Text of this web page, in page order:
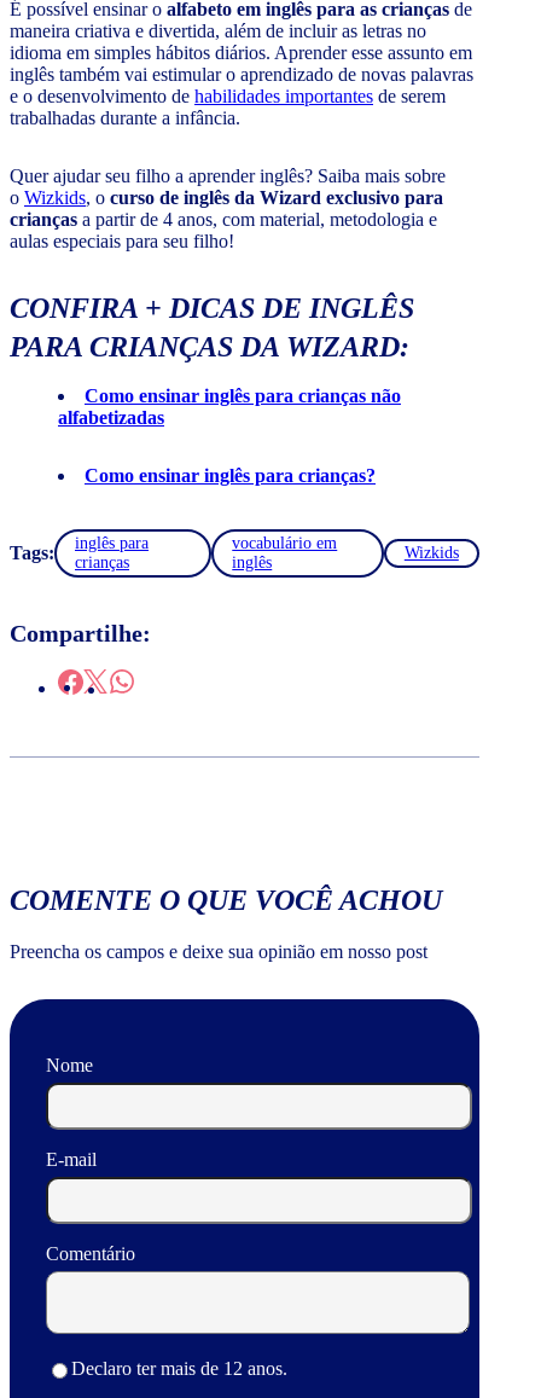
É possível ensinar o alfabeto em inglês para as crianças de
maneira criativa e divertida, além de incluir as letras no
idioma em simples hábitos diários. Aprender esse assunto em
inglês também vai estimular o aprendizado de novas palavras
e o desenvolvimento de habilidades importantes de serem
trabalhadas durante a infância.
Quer ajudar seu filho a aprender inglês? Saiba mais sobre
o Wizkids, o curso de inglês da Wizard exclusivo para
crianças a partir de 4 anos, com material, metodologia e
aulas especiais para seu filho!
CONFIRA + DICAS DE INGLÊS
PARA CRIANÇAS DA WIZARD:
Como ensinar inglês para crianças não
alfabetizadas
Como ensinar inglês para crianças?
Tags:
inglês para
crianças
vocabulário em
inglês
Wizkids
Compartilhe:
COMENTE O QUE VOCÊ ACHOU
Preencha os campos e deixe sua opinião em nosso post
Nome
E-mail
Comentário
Declaro ter mais de 12 anos.